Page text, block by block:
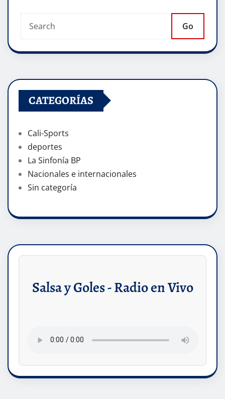
Go
CATEGORÍAS
Cali-Sports
deportes
La Sinfonía BP
Nacionales e internacionales
Sin categoría
Salsa y Goles - Radio en Vivo